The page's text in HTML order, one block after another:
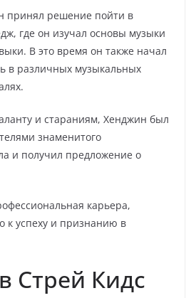
принял решение пойти в
где он изучал основы музыки
В это время он также начал
в различных музыкальных
и стараниям, Хенджин был
знаменитого
и получил предложение о
карьера,
к успеху и признанию в
Стрей Кидс